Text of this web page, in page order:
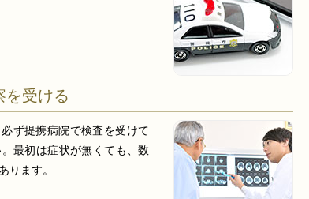
を受ける
ず提携病院で検査を受けて
最初は症状が無くても、数
ります。